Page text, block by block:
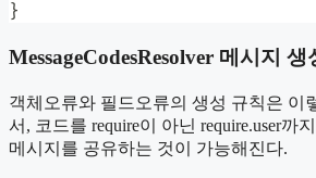
}
MessageCodesResolver 메시지 생
객체오류와 필드오류의 생성 규칙은 이
서, 코드를 require이 아닌 require.user까
메시지를 공유하는 것이 가능해진다.